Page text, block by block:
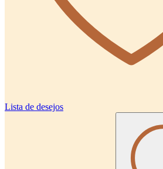
Lista de desejos